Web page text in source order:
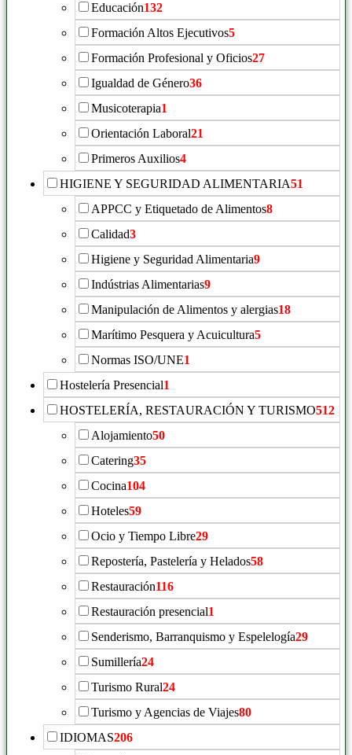
Educación132
Formación Altos Ejecutivos5
Formación Profesional y Oficios27
Igualdad de Género36
Musicoterapia1
Orientación Laboral21
Primeros Auxilios4
HIGIENE Y SEGURIDAD ALIMENTARIA51
APPCC y Etiquetado de Alimentos8
Calidad3
Higiene y Seguridad Alimentaria9
Indústrias Alimentarias9
Manipulación de Alimentos y alergias18
Marítimo Pesquera y Acuicultura5
Normas ISO/UNE1
Hostelería Presencial1
HOSTELERÍA, RESTAURACIÓN Y TURISMO512
Alojamiento50
Catering35
Cocina104
Hoteles59
Ocio y Tiempo Libre29
Repostería, Pastelería y Helados58
Restauración116
Restauración presencial1
Senderismo, Barranquismo y Espelelogía29
Sumillería24
Turismo Rural24
Turismo y Agencias de Viajes80
IDIOMAS206